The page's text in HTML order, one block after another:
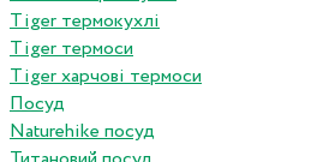
Tiger термокухлі
Tiger термоси
Tiger харчові термоси
Посуд
Naturehike посуд